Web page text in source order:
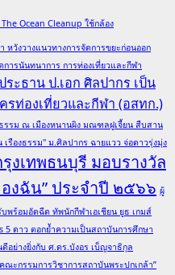
Ocean Cleanup ใช้กล้อง
วังวางแนวทางการจัดการขยะก่อนออก
ารนันทนาการ การท่องเที่ยวและกีฬา
ะธาน ป.เอก ศิลปากร เป็น
ท่องเที่ยวและกีฬา (อสทก.)
รรม ณ เมืองหนานผิง มณฑลฝูเจี้ยน สืบสาน
รืองธรรม" ม.ศิลปากร ฉายแวว จ่อดาวรุ่งมุ่ง
งเทพธนบุรี มอบรางวัล
งฉัน” ประจำปี ๒๕๖๖ ผู้
พร้อมอัดฉีด ทัพนักกีฬาเอเชียน ยูธ เกมส์
5 ดาว ตอกย้ำความเป็นสถาบันการศึกษา
อย่างยิ่งกับ ศ.ดร.บังอร เบ็ญจาธิกุล
ณะกรรมการวิชาการสถาบันพระปกเกล้า”